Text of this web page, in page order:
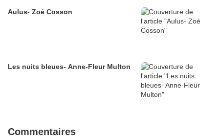
Aulus- Zoé Cosson
Les nuits bleues- Anne-Fleur Multon
Commentaires